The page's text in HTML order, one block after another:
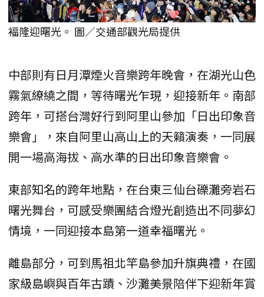
褔隆迎曙光。 圖／交通部觀光局提供
中部則有日月潭煙火音樂跨年晚會，在湖光山色
霧氣繚繞之間，等待曙光乍現，迎接新年。南部
跨年，可搭台灣好行到阿里山參加「日出印象音
樂會」，來自阿里山高山上的天籟演奏，一同展
開一場高海拔、高水準的日出印象音樂會。
東部知名的跨年地點，在台東三仙台礫灘旁岩石
曙光舞台，可感受樂團結合燈光創造出不同夢幻
情境，一同迎接本島第一道幸福曙光。
離島部分，可到馬祖北竿島參加升旗典禮，在國
家級島嶼與百年古蹟、沙灘美景陪伴下迎新年賞